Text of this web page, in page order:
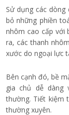
Sử dụng các dòng
bỏ những phiền
nhôm cao cấp với
ra, các thanh
xước do ngoại lực
Bên cạnh đó, bề
gia chủ dễ dàng
thường. Tiết kiệm
thường xuyên.